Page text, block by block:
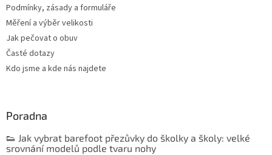
Podmínky, zásady a formuláře
Měření a výběr velikosti
Jak pečovat o obuv
Časté dotazy
Kdo jsme a kde nás najdete
Poradna
👟 Jak vybrat barefoot přezůvky do školky a školy: velké
srovnání modelů podle tvaru nohy